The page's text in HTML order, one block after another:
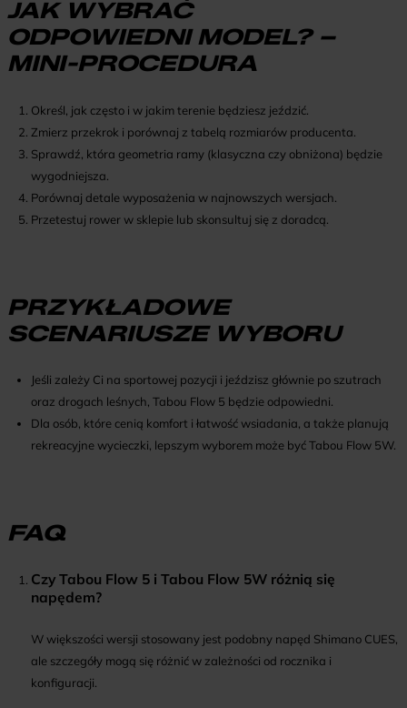
JAK WYBRAĆ
ODPOWIEDNI MODEL? –
MINI-PROCEDURA
Określ, jak często i w jakim terenie będziesz jeździć.
Zmierz przekrok i porównaj z tabelą rozmiarów producenta.
Sprawdź, która geometria ramy (klasyczna czy obniżona) będzie
wygodniejsza.
Porównaj detale wyposażenia w najnowszych wersjach.
Przetestuj rower w sklepie lub skonsultuj się z doradcą.
PRZYKŁADOWE
SCENARIUSZE WYBORU
Jeśli zależy Ci na sportowej pozycji i jeździsz głównie po szutrach
oraz drogach leśnych, Tabou Flow 5 będzie odpowiedni.
Dla osób, które cenią komfort i łatwość wsiadania, a także planują
rekreacyjne wycieczki, lepszym wyborem może być Tabou Flow 5W.
FAQ
Czy Tabou Flow 5 i Tabou Flow 5W różnią się
napędem?
W większości wersji stosowany jest podobny napęd Shimano CUES,
ale szczegóły mogą się różnić w zależności od rocznika i
konfiguracji.